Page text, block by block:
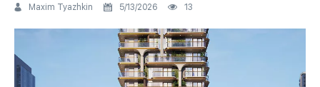
Maxim Tyazhkin 5/13/2026 13